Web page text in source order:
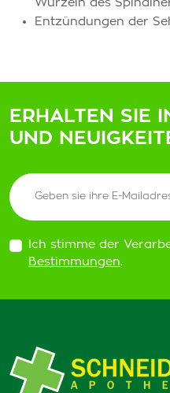
Wurzeln des
Entzündungen der
ERHALTEN SIE
UND
Ich stimme der
Bestimmungen.